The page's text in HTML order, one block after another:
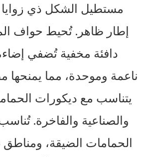
مستطيل الشكل ذي زوايا
إطار ظاهر. تُحيط حواف
ناعمة وموحدة، مما يمنحها
يتناسب مع ديكورات
والصناعية والفاخرة.
الحمامات الضيقة،